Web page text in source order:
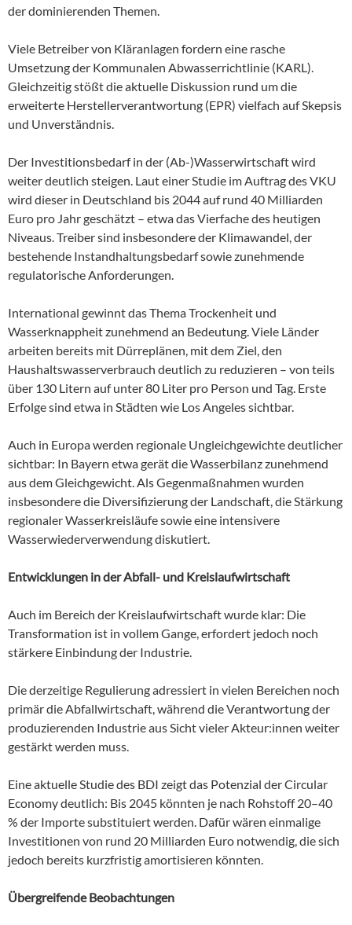
der dominierenden Themen.
Viele Betreiber von Kläranlagen fordern eine rasche
Umsetzung der Kommunalen Abwasserrichtlinie (KARL).
Gleichzeitig stößt die aktuelle Diskussion rund um die
erweiterte Herstellerverantwortung (EPR) vielfach auf Skepsis
und Unverständnis.
Der Investitionsbedarf in der (Ab-)Wasserwirtschaft wird
weiter deutlich steigen. Laut einer Studie im Auftrag des VKU
wird dieser in Deutschland bis 2044 auf rund 40 Milliarden
Euro pro Jahr geschätzt – etwa das Vierfache des heutigen
Niveaus. Treiber sind insbesondere der Klimawandel, der
bestehende Instandhaltungsbedarf sowie zunehmende
regulatorische Anforderungen.
International gewinnt das Thema Trockenheit und
Wasserknappheit zunehmend an Bedeutung. Viele Länder
arbeiten bereits mit Dürreplänen, mit dem Ziel, den
Haushaltswasserverbrauch deutlich zu reduzieren – von teils
über 130 Litern auf unter 80 Liter pro Person und Tag. Erste
Erfolge sind etwa in Städten wie Los Angeles sichtbar.
Auch in Europa werden regionale Ungleichgewichte deutlicher
sichtbar: In Bayern etwa gerät die Wasserbilanz zunehmend
aus dem Gleichgewicht. Als Gegenmaßnahmen wurden
insbesondere die Diversifizierung der Landschaft, die Stärkung
regionaler Wasserkreisläufe sowie eine intensivere
Wasserwiederverwendung diskutiert.
Entwicklungen in der Abfall- und Kreislaufwirtschaft
Auch im Bereich der Kreislaufwirtschaft wurde klar: Die
Transformation ist in vollem Gange, erfordert jedoch noch
stärkere Einbindung der Industrie.
Die derzeitige Regulierung adressiert in vielen Bereichen noch
primär die Abfallwirtschaft, während die Verantwortung der
produzierenden Industrie aus Sicht vieler Akteur:innen weiter
gestärkt werden muss.
Eine aktuelle Studie des BDI zeigt das Potenzial der Circular
Economy deutlich: Bis 2045 könnten je nach Rohstoff 20–40
% der Importe substituiert werden. Dafür wären einmalige
Investitionen von rund 20 Milliarden Euro notwendig, die sich
jedoch bereits kurzfristig amortisieren könnten.
Übergreifende Beobachtungen